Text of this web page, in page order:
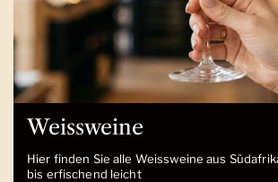
Weissweine
Hier finden Sie alle Weissweine aus
bis erfischend leicht